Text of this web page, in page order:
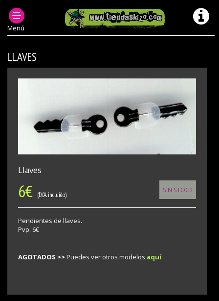
Menú
ACCESORIOS PUNK PENDIENTES PUNK
LLAVES
Llaves
6€ (I.V.A. incluido)
SIN STOCK
Pendientes de llaves.
Pvp: 6€
AGOTADOS >>Puedes ver otros modelos aquí